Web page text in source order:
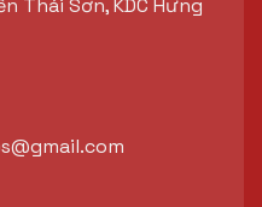
Thái Sơn, KDC Hưng